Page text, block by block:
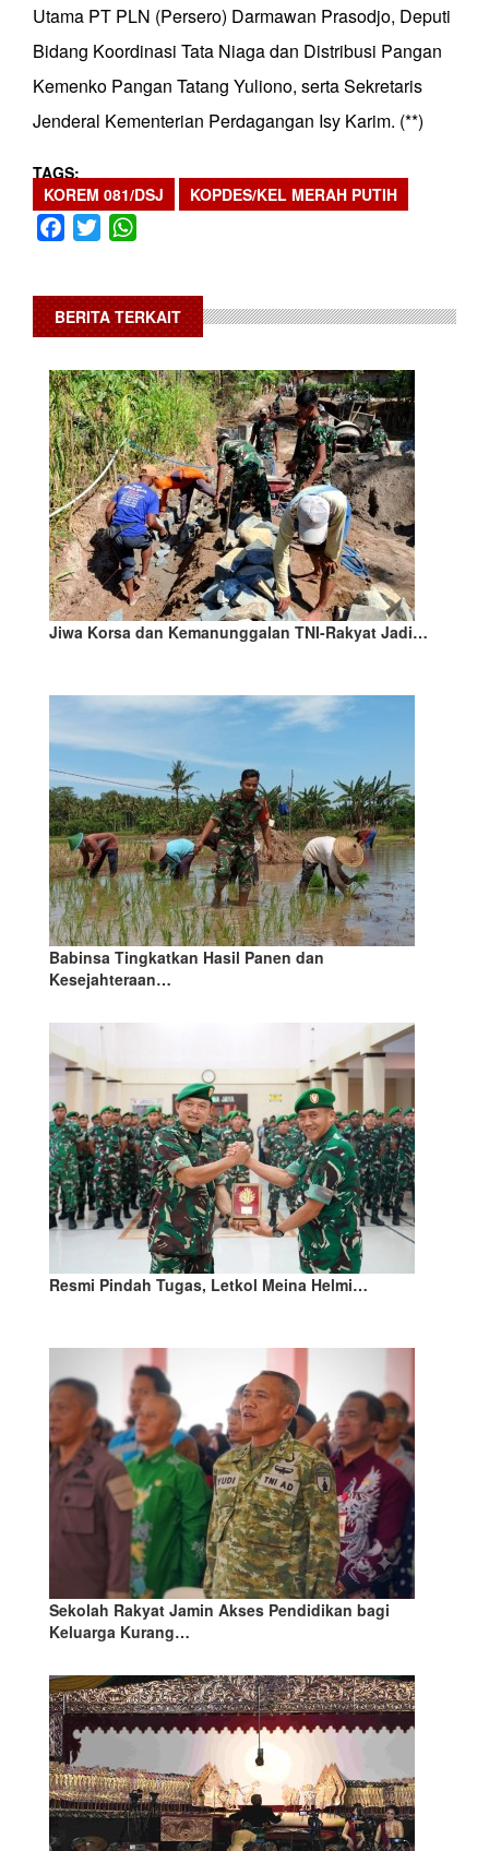
Utama PT PLN (Persero) Darmawan Prasodjo, Deputi
Bidang Koordinasi Tata Niaga dan Distribusi Pangan
Kemenko Pangan Tatang Yuliono, serta Sekretaris
Jenderal Kementerian Perdagangan Isy Karim. (**)
TAGS
KOREM 081/DSJ
KOPDES/KEL MERAH PUTIH
Facebook
Twitter
BERITA TERKAIT
Jiwa Korsa dan Kemanunggalan TNI-Rakyat Jadi…
Babinsa Tingkatkan Hasil Panen dan
Kesejahteraan…
Resmi Pindah Tugas, Letkol Meina Helmi…
Sekolah Rakyat Jamin Akses Pendidikan bagi
Keluarga Kurang…